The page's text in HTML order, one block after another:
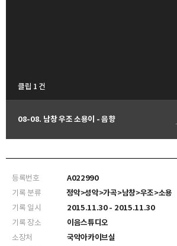
클립 1 건
08-08. 남창 우조 소용이 - 음향
등록번호
A022990
기록 분류
정악>성악>가곡>남창>우조>소용
기록 일시
2015.11.30 - 2015.11.30
기록 장소
이음스튜디오
소장처
국악아카이브실